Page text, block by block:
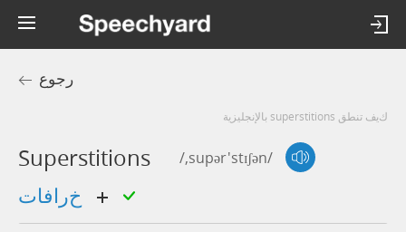
رجوع
كيف تنطق superstitions بالإنجليزية
Superstitions /,supər'stɪʃən/